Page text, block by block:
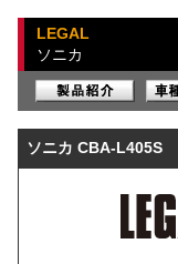
LEGAL
ソニカ
ソニカ CBA-L405S